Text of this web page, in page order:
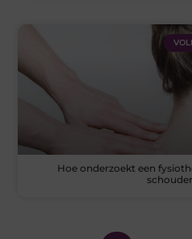
Hoe onderzoekt een